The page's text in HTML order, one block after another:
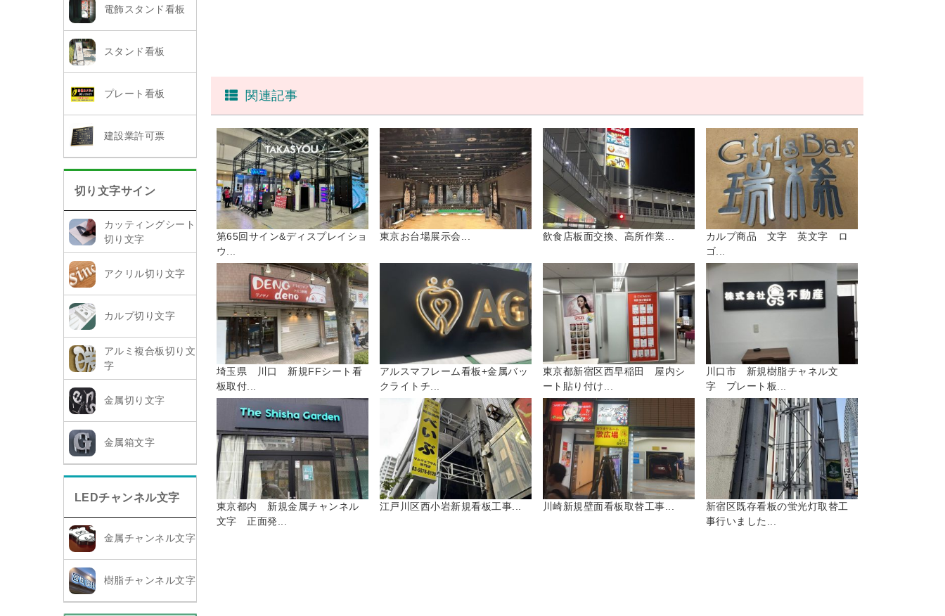
電飾スタンド看板
スタンド看板
プレート看板
建設業許可票
切り文字サイン
カッティングシート
切り文字
アクリル切り文字
カルプ切り文字
アルミ複合板切り文
字
金属切り文字
金属箱文字
LEDチャンネル文字
金属チャンネル文字
樹脂チャンネル文字
関連記事
第65回サイン&ディスプレイショ
ウ...
東京お台場展示会... 飲食店板面交換、高所作業...
カルプ商品 文字 英文字 ロ
ゴ...
埼玉県 川口 新規FFシート看
板取付...
アルスマフレーム看板+金属バッ
クライトチ...
東京都新宿区西早稲田 屋内シ
ート貼り付け...
川口市 新規樹脂チャネル文
字 プレート板...
東京都内 新規金属チャンネル
文字 正面発...
江戸川区西小岩新規看板工事... 川崎新規壁面看板取替工事...
新宿区既存看板の蛍光灯取替工
事行いました...